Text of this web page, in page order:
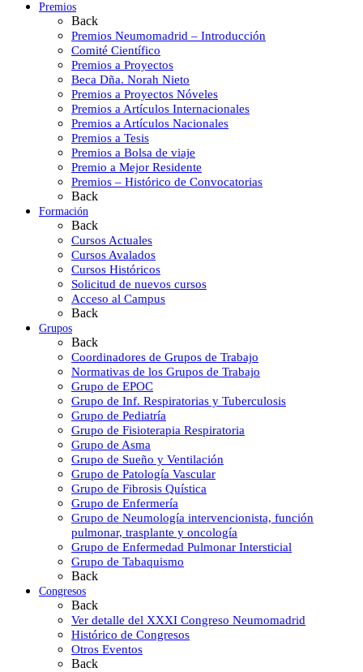
Premios
Back
Premios Neumomadrid – Introducción
Comité Científico
Premios a Proyectos
Beca Dña. Norah Nieto
Premios a Proyectos Nóveles
Premios a Artículos Internacionales
Premios a Artículos Nacionales
Premios a Tesis
Premios a Bolsa de viaje
Premio a Mejor Residente
Premios – Histórico de Convocatorias
Back
Formación
Back
Cursos Actuales
Cursos Avalados
Cursos Históricos
Solicitud de nuevos cursos
Acceso al Campus
Back
Grupos
Back
Coordinadores de Grupos de Trabajo
Normativas de los Grupos de Trabajo
Grupo de EPOC
Grupo de Inf. Respiratorias y Tuberculosis
Grupo de Pediatría
Grupo de Fisioterapia Respiratoria
Grupo de Asma
Grupo de Sueño y Ventilación
Grupo de Patología Vascular
Grupo de Fibrosis Quística
Grupo de Enfermería
Grupo de Neumología intervencionista, función
pulmonar, trasplante y oncología
Grupo de Enfermedad Pulmonar Intersticial
Grupo de Tabaquismo
Back
Congresos
Back
Ver detalle del XXXI Congreso Neumomadrid
Histórico de Congresos
Otros Eventos
Back